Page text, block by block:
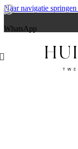
Naar navigatie springen
WhatsApp